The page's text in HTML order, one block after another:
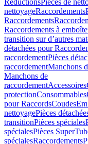
RéductionsPièces de
nettoyageRaccordements
Raccordements
Raccordements à
transition sur d’autres
détachées pour
raccordementPièces
raccordementManchons
Manchons de
raccordementAccessoires
protectionConsommables
pour RaccordsCoudes
nettoyagePièces
transitionPièces spéciales
spécialesPièces
spécialesRaccordements